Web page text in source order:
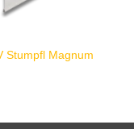
Stumpfl Magnum